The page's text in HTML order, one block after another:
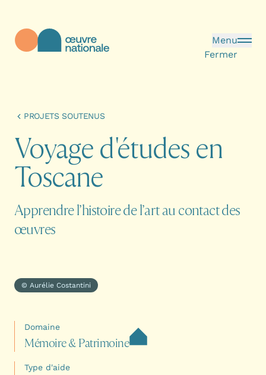
Menu
Fermer
PROJETS SOUTENUS
Voyage d'études en
Toscane
Apprendre l’histoire de l’art au contact des
œuvres
© Aurélie Costantini
Domaine
Mémoire& Patrimoine
Type d'aide